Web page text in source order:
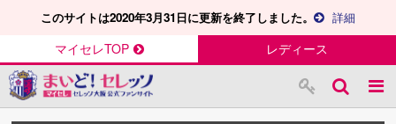
このサイトは2020年3月31日に更新を終了しました。 詳細
マイセレTOP レディース